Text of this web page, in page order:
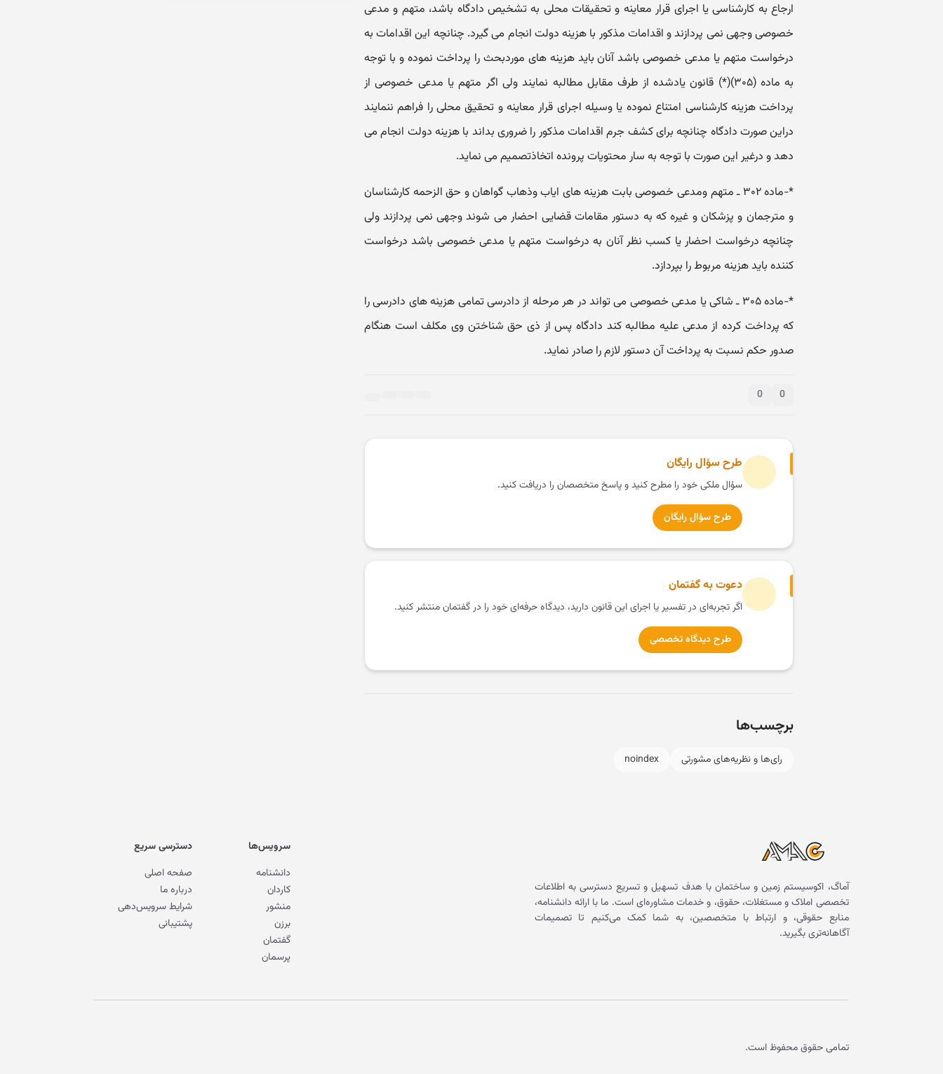
ارجاع به کارشناسی یا اجرای قرار معاینه و تحقیقات محلی به تشخیص دادگاه باشد، متهم و مدعی
خصوصی وجهی نمی پردازند و اقدامات مذکور با هزینه دولت انجام می گیرد. چنانچه این اقدامات به
درخواست متهم یا مدعی خصوصی باشد آنان باید هزینه های موردبحث را پرداخت نموده و با توجه
به ماده (۳۰۵)(*) قانون یادشده از طرف مقابل مطالبه نمایند ولی اگر متهم یا مدعی خصوصی از
پرداخت هزینه کارشناسی امتناع نموده یا وسیله اجرای قرار معاینه و تحقیق محلی را فراهم ننمایند
دراین صورت دادگاه چنانچه برای کشف جرم اقدامات مذکور را ضروری بداند با هزینه دولت انجام می
دهد و درغیر این صورت با توجه به سار محتویات پرونده اتخاذتصمیم می نماید.
*-ماده ۳۰۲ ـ متهم ومدعی خصوصی بابت هزینه های ایاب وذهاب گواهان و حق الزحمه کارشناسان
و مترجمان و پزشکان و غیره که به دستور مقامات قضایی احضار می شوند وجهی نمی پردازند ولی
چنانچه درخواست احضار یا کسب نظر آنان به درخواست متهم یا مدعی خصوصی باشد درخواست
کننده باید هزینه مربوط را بپردازد.
*-ماده ۳۰۵ ـ شاکی یا مدعی خصوصی می تواند در هر مرحله از دادرسی تمامی هزینه های دادرسی را
که پرداخت کرده از مدعی علیه مطالبه کند دادگاه پس از ذی حق شناختن وی مکلف است هنگام
صدور حکم نسبت به پرداخت آن دستور لازم را صادر نماید.
0
0
طرح سؤال رایگان
سؤال ملکی خود را مطرح کنید و پاسخ متخصصان را دریافت کنید.
طرح سؤال رایگان
دعوت به گفتمان
اگر تجربه‌ای در تفسیر یا اجرای این قانون دارید، دیدگاه حرفه‌ای خود را در گفتمان منتشر کنید.
طرح دیدگاه تخصصی
برچسب‌ها
رای‌ها و نظریه‌های مشورتی noindex
آماگ، اکوسیستم زمین و ساختمان با هدف تسهیل و تسریع دسترسی به اطلاعات
تخصصی املاک و مستغلات، حقوق، و خدمات مشاوره‌ای است. ما با ارائه دانشنامه،
منابع حقوقی، و ارتباط با متخصصین، به شما کمک می‌کنیم تا تصمیمات
آگاهانه‌تری بگیرید.
سرویس‌ها
دانشنامه
کاردان
منشور
برزن
گفتمان
پرسمان
دسترسی سریع
صفحه اصلی
درباره ما
شرایط سرویس‌دهی
پشتیبانی
تمامی حقوق محفوظ است.